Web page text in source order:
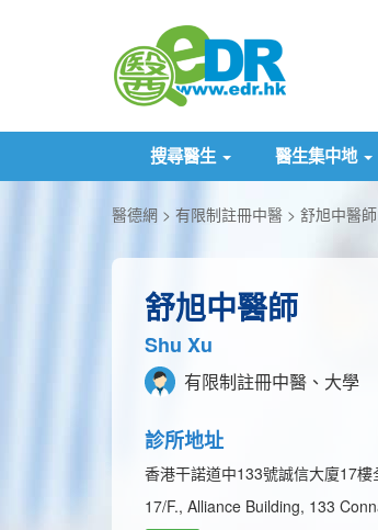
搜尋醫生 醫生集中地
醫德網 有限制註冊中醫 舒旭中醫師
舒旭中醫師
Shu Xu
有限制註冊中醫、大學
診所地址
香港干諾道中133號誠信大廈17樓
17/F., Alliance Building, 133